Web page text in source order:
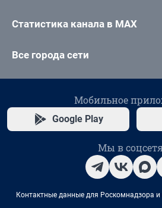
Статистика канала в MAX
Все города сети
Мобильное
Google Play
Мы в
Контактные данные для Роскомнадзора и